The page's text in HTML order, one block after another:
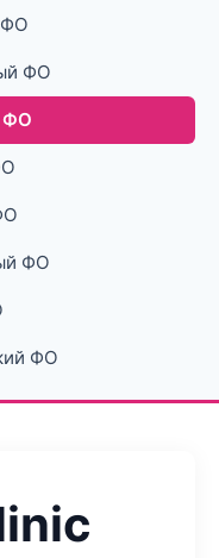
ФО
ФО
ФО
ФО
ФО